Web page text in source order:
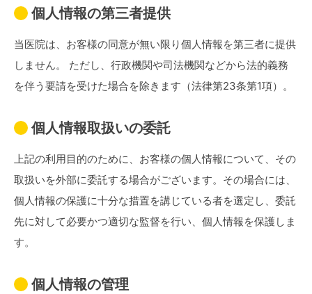
個人情報の第三者提供
当医院は、お客様の同意が無い限り個人情報を第三者に提供
しません。 ただし、行政機関や司法機関などから法的義務
を伴う要請を受けた場合を除きます（法律第23条第1項）。
個人情報取扱いの委託
上記の利用目的のために、お客様の個人情報について、その
取扱いを外部に委託する場合がございます。その場合には、
個人情報の保護に十分な措置を講じている者を選定し、委託
先に対して必要かつ適切な監督を行い、個人情報を保護しま
す。
個人情報の管理